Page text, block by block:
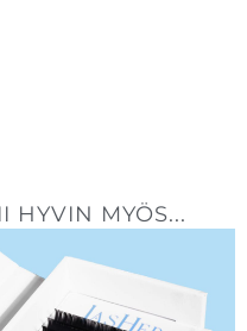
HYVIN MYÖS...